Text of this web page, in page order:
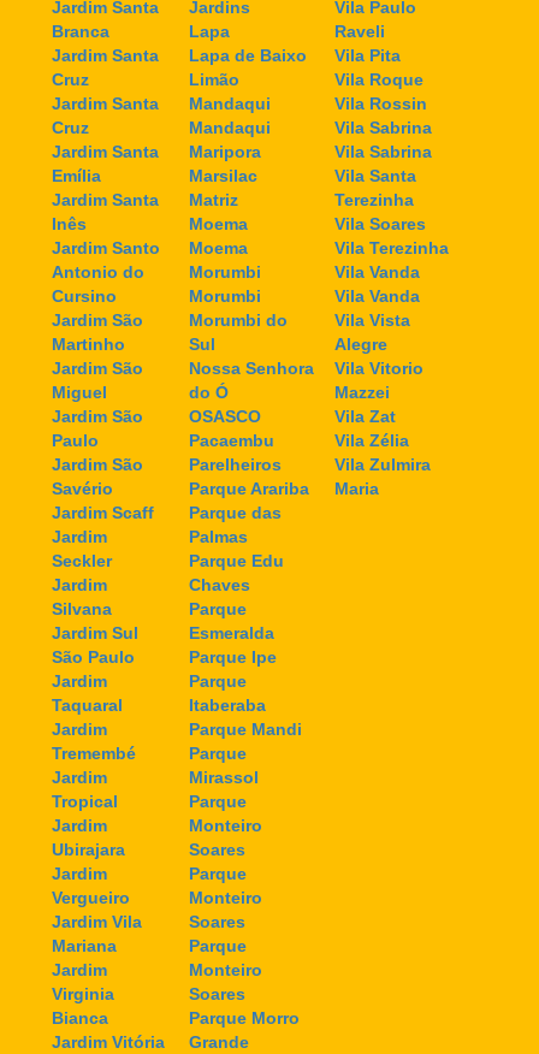
Jardim Santa
Branca
Jardim Santa
Cruz
Jardim Santa
Cruz
Jardim Santa
Emília
Jardim Santa
Inês
Jardim Santo
Antonio do
Cursino
Jardim São
Martinho
Jardim São
Miguel
Jardim São
Paulo
Jardim São
Savério
Jardim Scaff
Jardim
Seckler
Jardim
Silvana
Jardim Sul
São Paulo
Jardim
Taquaral
Jardim
Tremembé
Jardim
Tropical
Jardim
Ubirajara
Jardim
Vergueiro
Jardim Vila
Mariana
Jardim
Virginia
Bianca
Jardim Vitória
Jardins
Lapa
Lapa de Baixo
Limão
Mandaqui
Mandaqui
Maripora
Marsilac
Matriz
Moema
Moema
Morumbi
Morumbi
Morumbi do
Sul
Nossa Senhora
do Ó
OSASCO
Pacaembu
Parelheiros
Parque Arariba
Parque das
Palmas
Parque Edu
Chaves
Parque
Esmeralda
Parque Ipe
Parque
Itaberaba
Parque Mandi
Parque
Mirassol
Parque
Monteiro
Soares
Parque
Monteiro
Soares
Parque
Monteiro
Soares
Parque Morro
Grande
Vila Paulo
Raveli
Vila Pita
Vila Roque
Vila Rossin
Vila Sabrina
Vila Sabrina
Vila Santa
Terezinha
Vila Soares
Vila Terezinha
Vila Vanda
Vila Vanda
Vila Vista
Alegre
Vila Vitorio
Mazzei
Vila Zat
Vila Zélia
Vila Zulmira
Maria